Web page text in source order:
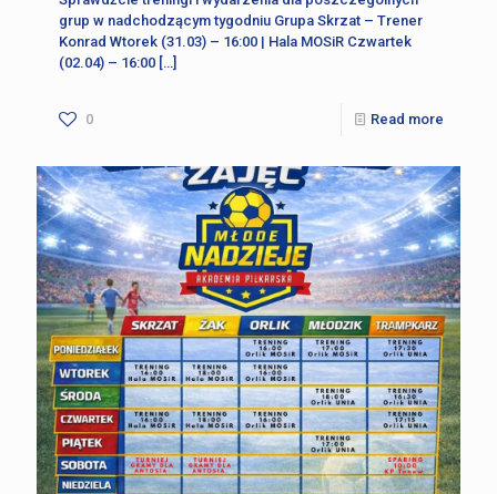
grup w nadchodzącym tygodniu Grupa Skrzat – Trener
Konrad Wtorek (31.03) – 16:00 | Hala MOSiR Czwartek
(02.04) – 16:00 […]
0 Read more